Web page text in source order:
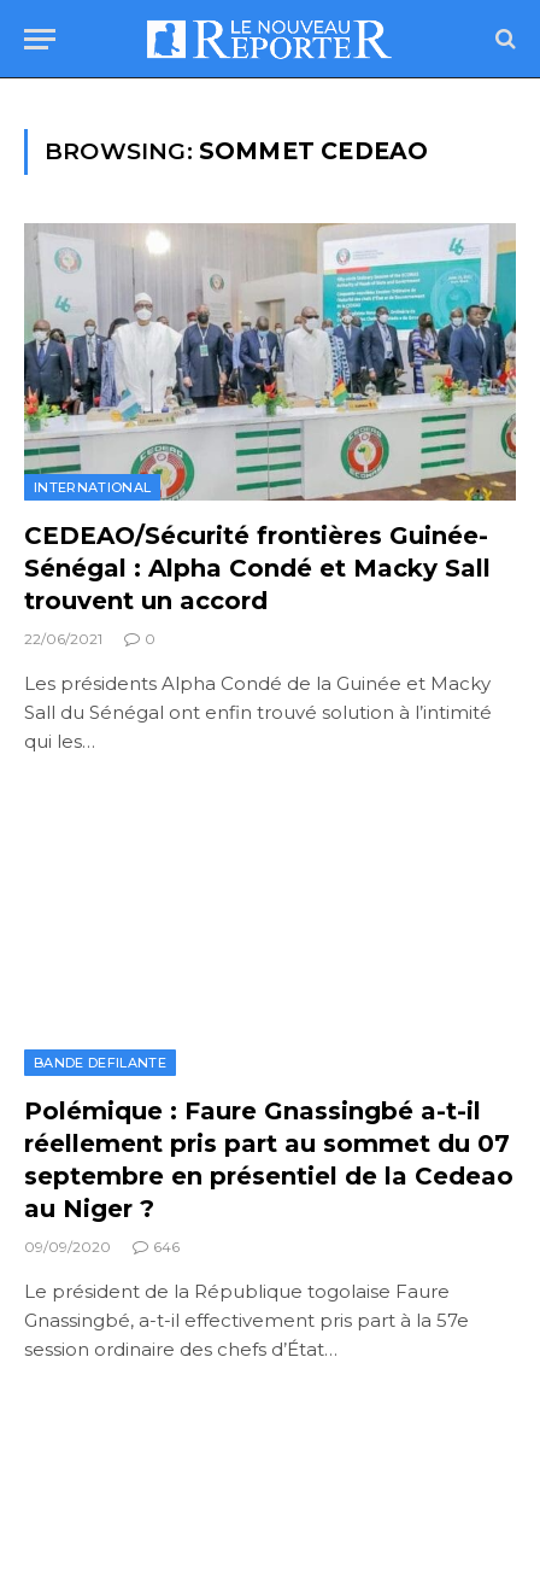
BROWSING: SOMMET CEDEAO
INTERNATIONAL
CEDEAO/Sécurité frontières Guinée-
Sénégal : Alpha Condé et Macky Sall
trouvent un accord
22/06/2021 0
Les présidents Alpha Condé de la Guinée et Macky
Sall du Sénégal ont enfin trouvé solution à l’intimité
qui les…
BANDE DEFILANTE
Polémique : Faure Gnassingbé a-t-il
réellement pris part au sommet du 07
septembre en présentiel de la Cedeao
au Niger ?
09/09/2020 646
Le président de la République togolaise Faure
Gnassingbé, a-t-il effectivement pris part à la 57e
session ordinaire des chefs d’État…